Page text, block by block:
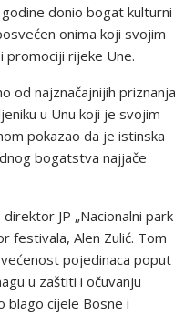
godine donio bogat kulturni
onima koji svojim
promociji rijeke Une.
od najznačajnijih priznanja
u Unu koji je svojim
pokazao da je istinska
bogatstva najjače
JP „Nacionalni park
festivala, Alen Zulić. Tom
pojedinaca poput
u zaštiti i očuvanju
blago cijele Bosne i